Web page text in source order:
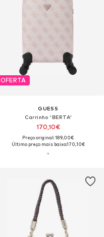
OFERTA
GUESS
Carrinho 'BERTA'
170,10€
Preço original: 189,00€
Último preço mais baixo:170,10€